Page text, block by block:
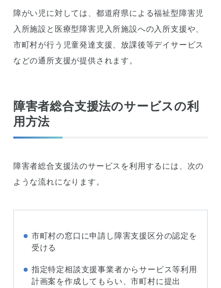
障がい児に対しては、都道府県による福祉型障害児
入所施設と医療型障害児入所施設への入所支援や、
市町村が行う児童発達支援、放課後等デイサービス
などの通所支援が提供されます。
障害者総合支援法のサービスの利
用方法
障害者総合支援法のサービスを利用するには、次の
ような流れになります。
市町村の窓口に申請し障害支援区分の認定を
受ける
指定特定相談支援事業者からサービス等利用
計画案を作成してもらい、市町村に提出